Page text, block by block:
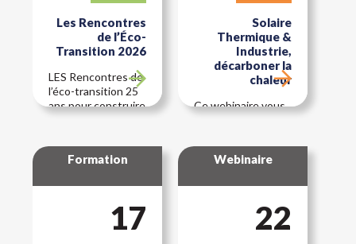
Les Rencontres
de l’Éco-
Transition 2026
LES Rencontres de
l’éco-transition 25
ans pour construire
durablement Le 10
septembre…
Solaire
Thermique &
Industrie,
décarboner la
chaleur
Ce webinaire vous
possibilités du
solaire thermique
travers le retour
concret de Netexial
Formation
17
Webinaire
22